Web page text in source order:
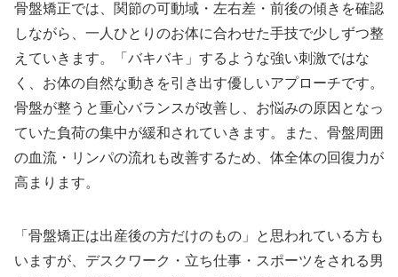
骨盤矯正では、関節の可動域・左右差・前後の傾きを確認
しながら、一人ひとりのお体に合わせた手技で少しずつ整
えていきます。「バキバキ」するような強い刺激ではな
く、お体の自然な動きを引き出す優しいアプローチです。
骨盤が整うと重心バランスが改善し、お悩みの原因となっ
ていた負荷の集中が緩和されていきます。また、骨盤周囲
の血流・リンパの流れも改善するため、体全体の回復力が
高まります。
「骨盤矯正は出産後の方だけのもの」と思われている方も
いますが、デスクワーク・立ち仕事・スポーツをされる男